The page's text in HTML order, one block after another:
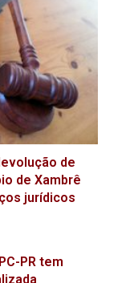
de
de Xambrê
jurídicos
PR tem